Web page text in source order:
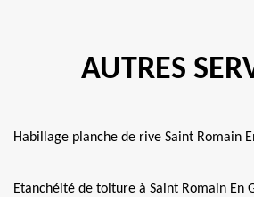
AUTRES
Habillage planche de rive Saint Romain
Etanchéité de toiture à Saint Romain En